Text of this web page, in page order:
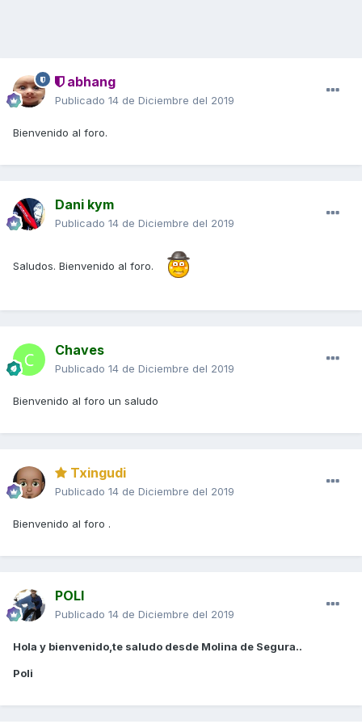
abhang
Publicado 14 de Diciembre del 2019
Bienvenido al foro.
Dani kym
Publicado 14 de Diciembre del 2019
Saludos. Bienvenido al foro.
Chaves
Publicado 14 de Diciembre del 2019
Bienvenido al foro un saludo
Txingudi
Publicado 14 de Diciembre del 2019
Bienvenido al foro .
POLI
Publicado 14 de Diciembre del 2019
Hola y bienvenido,te saludo desde Molina de Segura..
Poli